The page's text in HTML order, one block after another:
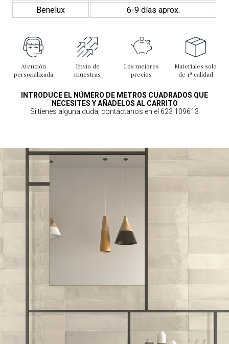
Benelux
6-9 días aprox.
Atención
personalizada
Envío de
muestras
Los mejores
precios
Materiales solo
de 1ª calidad
INTRODUCE EL NÚMERO DE METROS CUADRADOS QUE
NECESITES Y AÑADELOS AL CARRITO
Si tienes alguna duda, contáctanos en el 623 109613